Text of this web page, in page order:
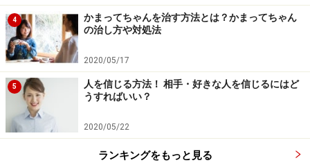
4
かまってちゃんを治す方法とは？かまってちゃん
の治し方や対処法
2020/05/17
5
人を信じる方法！ 相手・好きな人を信じるにはど
うすればいい？
2020/05/22
ランキングをもっと見る